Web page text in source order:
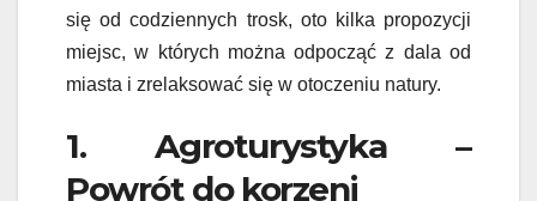
się od codziennych trosk, oto kilka propozycji
miejsc, w których można odpocząć z dala od
miasta i zrelaksować się w otoczeniu natury.
1. Agroturystyka –
Powrót do korzeni